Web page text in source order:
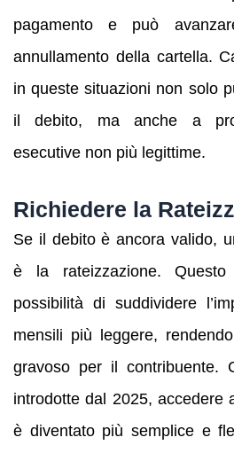
pagamento e può
annullamento della cartella.
in queste situazioni non solo
il debito, ma anche a
esecutive non più legittime.
Richiedere la
Se il debito è ancora valido,
è la rateizzazione.
possibilità di suddividere
mensili più leggere,
gravoso per il contribuente.
introdotte dal 2025, accedere
è diventato più semplice e